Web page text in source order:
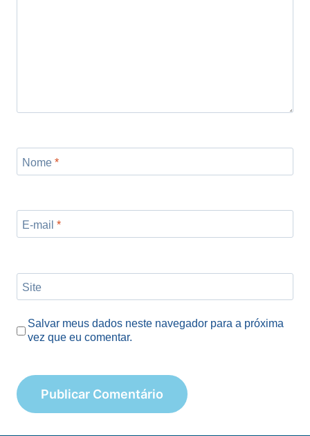
Nome *
E-mail *
Site
Salvar meus dados neste navegador para a próxima
vez que eu comentar.